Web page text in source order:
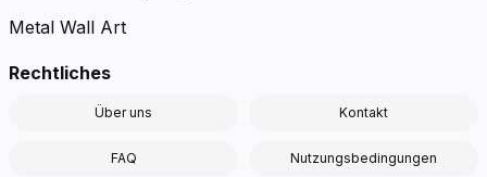
Metal Wall Art
Rechtliches
Über uns Kontakt
FAQ Nutzungsbedingungen